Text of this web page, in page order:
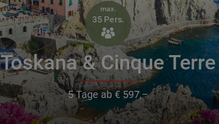
max.
35 Pers.

Toskana & Cinque Terre
5 Tage ab € 597,–